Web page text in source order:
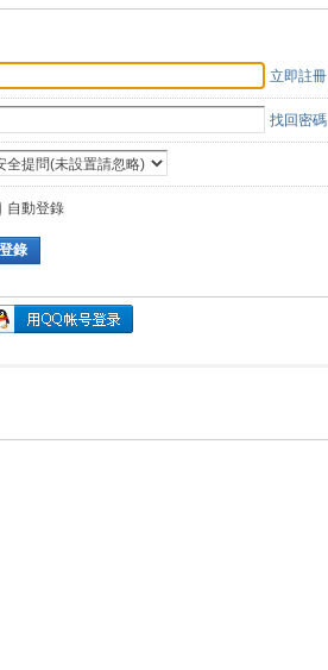
立即註冊
找回密碼
自動登錄
登錄